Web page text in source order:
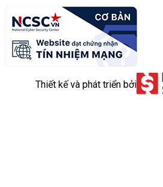
Thiết kế và phát triển bởi